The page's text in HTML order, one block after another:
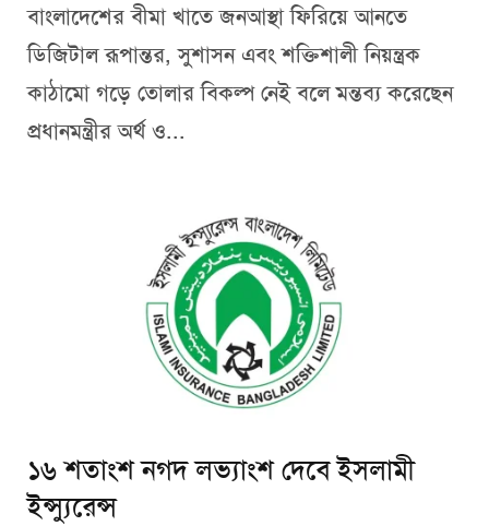
বাংলাদেশের বীমা খাতে জনআস্থা ফিরিয়ে আনতে
ডিজিটাল রূপান্তর, সুশাসন এবং শক্তিশালী নিয়ন্ত্রক
কাঠামো গড়ে তোলার বিকল্প নেই বলে মন্তব্য করেছেন
প্রধানমন্ত্রীর অর্থ ও...
১৬ শতাংশ নগদ লভ্যাংশ দেবে ইসলামী
ইন্স্যুরেন্স